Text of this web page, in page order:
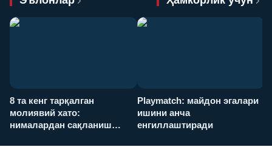
8 та кенг тарқалган
молиявий хато:
нималардан сақланиш
Playmatch: майдон эгалари
ишини анча
енгиллаштиради